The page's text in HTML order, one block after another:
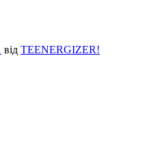
від TEENERGIZER!